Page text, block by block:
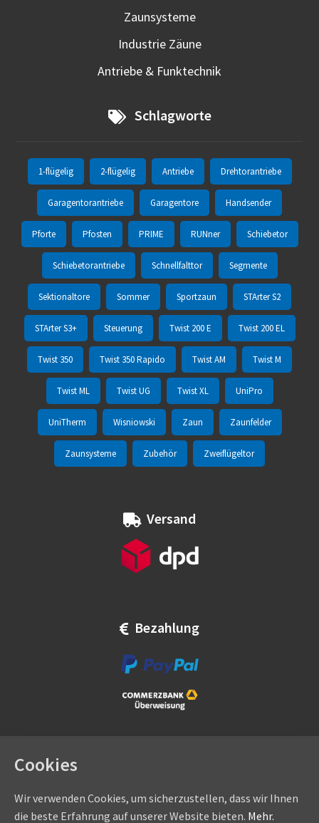
Zaunsysteme
Industrie Zäune
Antriebe & Funktechnik
Schlagworte
1-flügelig 2-flügelig Antriebe Drehtorantriebe
Garagentorantriebe Garagentore Handsender
Pforte Pfosten PRIME RUNner Schiebetor
Schiebetorantriebe Schnellfalttor Segmente
Sektionaltore Sommer Sportzaun STArter S2
STArter S3+ Steuerung Twist 200 E Twist 200 EL
Twist 350 Twist 350 Rapido Twist AM Twist M
Twist ML Twist UG Twist XL UniPro
UniTherm Wisniowski Zaun Zaunfelder
Zaunsysteme Zubehör Zweiflügeltor
Versand
Bezahlung
Cookies
Wir verwenden Cookies, um sicherzustellen, dass wir Ihnen
die beste Erfahrung auf unserer Website bieten. Mehr.